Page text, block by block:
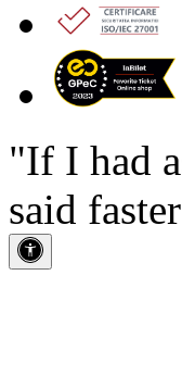
"If I had
said